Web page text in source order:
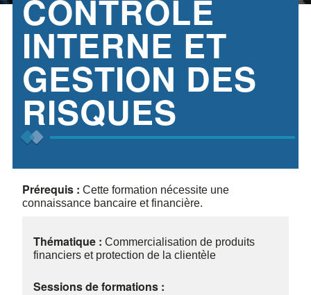
CONTRÔLE
INTERNE ET
GESTION DES
RISQUES
Prérequis : Cette formation nécessite une
connaissance bancaire et financière.
Thématique : Commercialisation de produits
financiers et protection de la clientèle
Sessions de formations :